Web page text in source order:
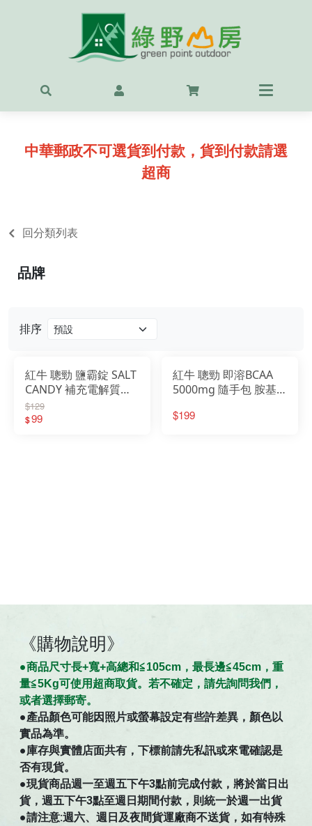
中華郵政不可選貨到付款，貨到付款請選
超商
回分類列表
排序
紅牛 聰勁 鹽霸錠 SALT
CANDY 補充電解質
24g/15粒包裝
4711064218183
$129
$99
紅牛 聰勁 即溶BCAA
5000mg 隨手包 胺基
登山 健行 運動
$199
品牌
《購物說明》
●商品尺寸長+寬+高總和≦105cm，最長邊≦45cm，重
量≦5Kg可使用超商取貨。若不確定，請先詢問我們，
或者選擇郵寄。
●產品顏色可能因照片或螢幕設定有些許差異，顏色以
實品為準。
●庫存與實體店面共有，下標前請先私訊或來電確認是
否有現貨。
●現貨商品週一至週五下午3點前完成付款，將於當日出
貨，週五下午3點至週日期間付款，則統一於週一出貨
●請注意:週六、週日及夜間貨運廠商不送貨，如有特殊